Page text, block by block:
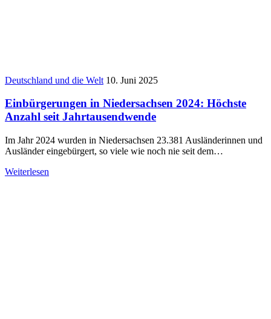
Deutschland und die Welt 10. Juni 2025
Einbürgerungen in Niedersachsen 2024: Höchste
Anzahl seit Jahrtausendwende
Im Jahr 2024 wurden in Niedersachsen 23.381 Ausländerinnen und
Ausländer eingebürgert, so viele wie noch nie seit dem…
Weiterlesen